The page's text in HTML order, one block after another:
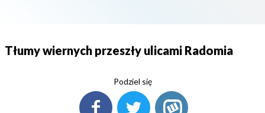
Tłumy wiernych przeszły ulicami Radomia
Podziel się